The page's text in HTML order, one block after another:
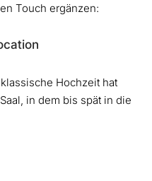
Touch ergänzen:
Hochzeit hat
in dem bis spät in die